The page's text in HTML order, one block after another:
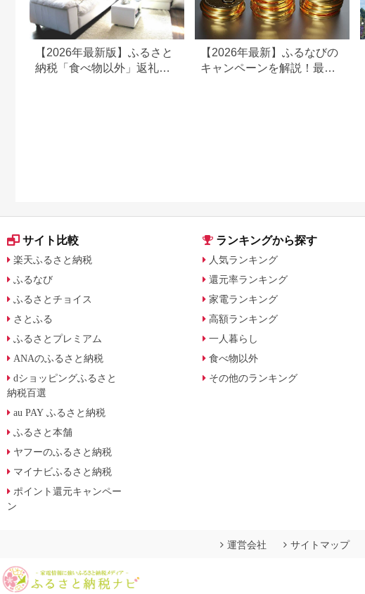
【2026年最新版】ふるさと
納税「食べ物以外」返礼品
【2026年最新】ふるなびの
キャンペーンを解説！最大
サイト比較
楽天ふるさと納税
ふるなび
ふるさとチョイス
さとふる
ふるさとプレミアム
ANAのふるさと納税
dショッピングふるさと
納税百選
au PAY ふるさと納税
ふるさと本舗
ヤフーのふるさと納税
マイナビふるさと納税
ポイント還元キャンペー
ン
ランキングから探す
人気ランキング
還元率ランキング
家電ランキング
高額ランキング
一人暮らし
食べ物以外
その他のランキング
運営会社 サイトマップ